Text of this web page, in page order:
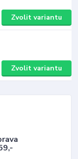
Zvolit variantu
Zvolit variantu